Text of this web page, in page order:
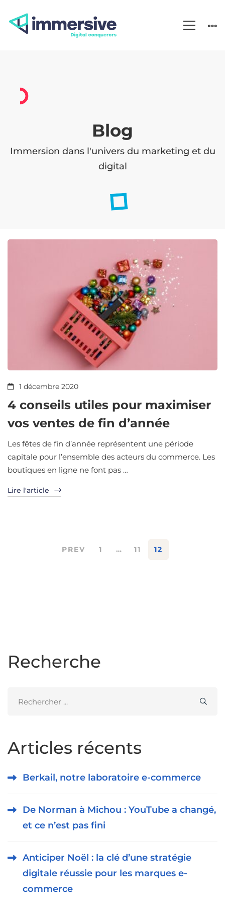
Univers
marketing
et
digital
Blog
Immersion dans l'univers du marketing et du
digital
1 décembre 2020
4 conseils utiles pour maximiser
vos ventes de fin d’année
Les fêtes de fin d’année représentent une période
capitale pour l’ensemble des acteurs du commerce. Les
boutiques en ligne ne font pas …
Lire l'article
PREV 1 … 11 12
Recherche
Articles récents
Berkail, notre laboratoire e-commerce
De Norman à Michou : YouTube a changé,
et ce n’est pas fini
Anticiper Noël : la clé d’une stratégie
digitale réussie pour les marques e-
commerce